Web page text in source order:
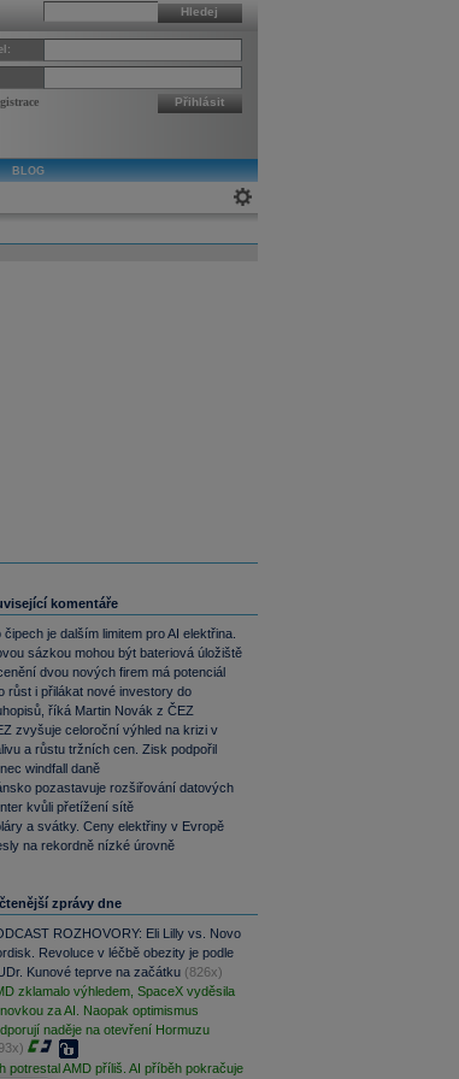
Hledej
Přihlásit
BLOG
komentáře
čipech je dalším limitem pro AI elektřina.
sázkou mohou být bateriová úložiště
dvou nových firem má potenciál
růst i přilákat nové investory do
říká Martin Novák z ČEZ
zvyšuje celoroční výhled na krizi v
a růstu tržních cen. Zisk podpořil
windfall daně
pozastavuje rozšiřování datových
kvůli přetížení sítě
a svátky. Ceny elektřiny v Evropě
na rekordně nízké úrovně
zprávy dne
ROZHOVORY: Eli Lilly vs. Novo
Revoluce v léčbě obezity je podle
Kunové teprve na začátku (826x)
zklamalo výhledem, SpaceX vyděsila
za AI. Naopak optimismus
naděje na otevření Hormuzu
potrestal AMD příliš. AI příběh pokračuje